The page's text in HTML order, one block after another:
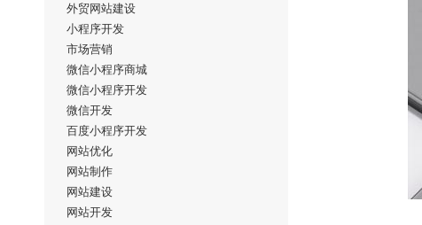
外贸网站建设
小程序开发
市场营销
微信小程序商城
微信小程序开发
微信开发
百度小程序开发
网站优化
网站制作
网站建设
网站开发